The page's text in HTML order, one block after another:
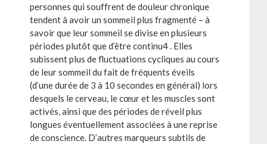
personnes qui souffrent de douleur chronique
tendent à avoir un sommeil plus fragmenté – à
savoir que leur sommeil se divise en plusieurs
périodes plutôt que d’être continu4 . Elles
subissent plus de fluctuations cycliques au cours
de leur sommeil du fait de fréquents éveils
(d’une durée de 3 à 10 secondes en général) lors
desquels le cerveau, le cœur et les muscles sont
activés, ainsi que des périodes de réveil plus
longues éventuellement associées à une reprise
de conscience. D’autres marqueurs subtils de